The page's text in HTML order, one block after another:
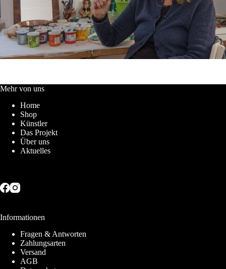
Mehr von uns
Home
Shop
Künstler
Das Projekt
Über uns
Aktuelles
Informationen
Fragen & Antworten
Zahlungsarten
Versand
AGB